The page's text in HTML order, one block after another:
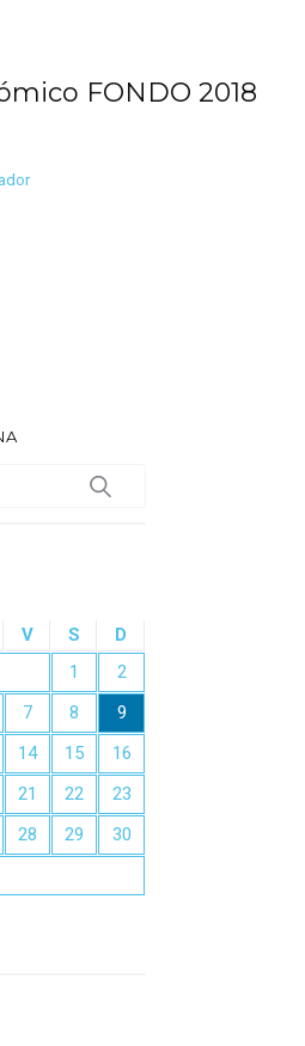
FONDO 2018
V S D
1
2
7 8
9
14 15
16
21 22
23
28 29
30